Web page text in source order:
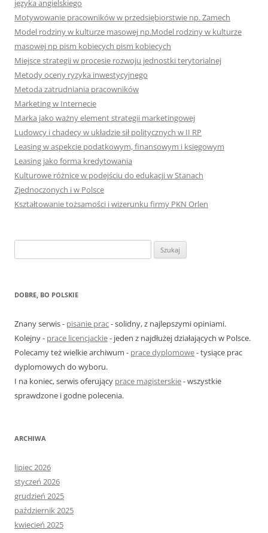
języka angielskiego
Motywowanie pracowników w przedsiębiorstwie np. Zamech
Model rodziny w kulturze masowej np.Model rodziny w kulturze
masowej np pism kobiecych pism kobiecych
Miejsce strategii w procesie rozwoju jednostki terytorialnej
Metody oceny ryzyka inwestycyjnego
Metoda zatrudniania pracowników
Marketing w Internecie
Marka jako ważny element strategii marketingowej
Ludowcy i chadecy w układzie sił politycznych w II RP
Leasing w aspekcie podatkowym, finansowym i księgowym
Leasing jako forma kredytowania
Kulturowe różnice w podejściu do edukacji w Stanach
Zjednoczonych i w Polsce
Kształtowanie tożsamości i wizerunku firmy PKN Orlen
z
DOBRE, BO POLSKIE
Znany serwis - pisanie prac- solidny, z najlepszymi opiniami.
Kolejny - prace licencjackie- jeden z najdłużej działających w Polsce.
Polecamy też wielkie archiwum - prace dyplomowe- tysiące prac
dyplomowych do wyboru.
I na koniec, serwis oferujący prace magisterskie- wszystkie
sprawdzone i godne polecenia.
ARCHIWA
lipiec 2026
styczeń 2026
grudzień 2025
październik 2025
kwiecień 2025